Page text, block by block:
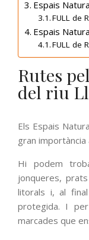
Espais
FULL de
Espais
FULL de
Rutes
del riu
Els Espais
gran
Hi podem
jonqueres,
litorals i, al
protegida. I
marcades que